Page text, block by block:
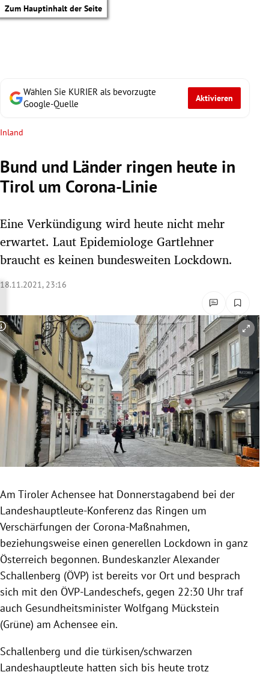
Zum Hauptinhalt der Seite
Untermenü
Untermenü
Untermenü
Untermenü
Untermenü
Untermenü
Untermenü
Untermenü
Wählen Sie KURIER als bevorzugte
Google-Quelle
Aktivieren
Inland
Bund und Länder ringen heute in
Tirol um Corona-Linie
Eine Verkündigung wird heute nicht mehr
erwartet. Laut Epidemiologe Gartlehner
braucht es keinen bundesweiten Lockdown.
18.11.2021, 23:16
Copyright-Hinweis öffnen/schließen
Am Tiroler Achensee hat Donnerstagabend bei der
Landeshauptleute-Konferenz das Ringen um
Verschärfungen der Corona-Maßnahmen,
beziehungsweise einen generellen Lockdown in ganz
Österreich begonnen. Bundeskanzler Alexander
Schallenberg (ÖVP) ist bereits vor Ort und besprach
sich mit den ÖVP-Landeschefs, gegen 22:30 Uhr traf
auch Gesundheitsminister Wolfgang Mückstein
(Grüne) am Achensee ein.
Schallenberg und die türkisen/schwarzen
Landeshauptleute hatten sich bis heute trotz